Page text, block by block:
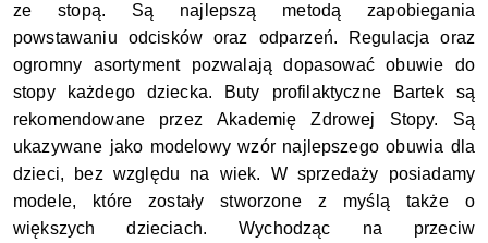
ze stopą. Są najlepszą metodą zapobiegania
powstawaniu odcisków oraz odparzeń. Regulacja oraz
ogromny asortyment pozwalają dopasować obuwie do
stopy każdego dziecka. Buty profilaktyczne Bartek są
rekomendowane przez Akademię Zdrowej Stopy. Są
ukazywane jako modelowy wzór najlepszego obuwia dla
dzieci, bez względu na wiek. W sprzedaży posiadamy
modele, które zostały stworzone z myślą także o
większych dzieciach. Wychodząc na przeciw